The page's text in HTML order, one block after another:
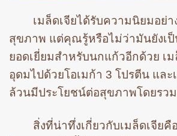
เมล็ดเจียได้รับความนิยมอย่
สุขภาพ แต่คุณรู้หรือไม่ว่ามันยังเป็
ยอดเยี่ยมสำหรับนกแก้วอีกด้วย เ
อุดมไปด้วยโอเมก้า 3 โปรตีน และ
ล้วนมีประโยชน์ต่อสุขภาพโดยรว
สิ่งที่น่าทึ่งเกี่ยวกับเมล็ดเจีย